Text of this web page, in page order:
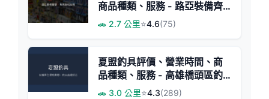
商品種類、服務 - 路亞裝備齊
全專業推薦
🚗 2.7 公里⭐4.6(75)
夏盟釣具評價、營業時間、商
品種類、服務 - 高雄橋頭區釣
具專賣
🚗 3.0 公里⭐4.3(289)